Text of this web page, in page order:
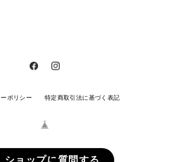
ポリシー 特定商取引法に基づく表記
ショップに質問する